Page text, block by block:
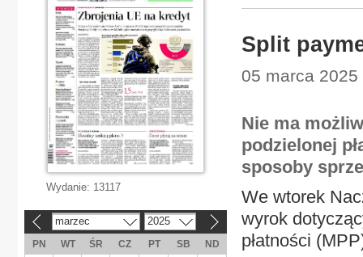
Split
05 marca
Nie ma
podzielonej
sposoby
We wtorek
wyrok
płatności
Wydanie: 13117
marzec 2025
PN WT ŚR CZ PT SB
ND